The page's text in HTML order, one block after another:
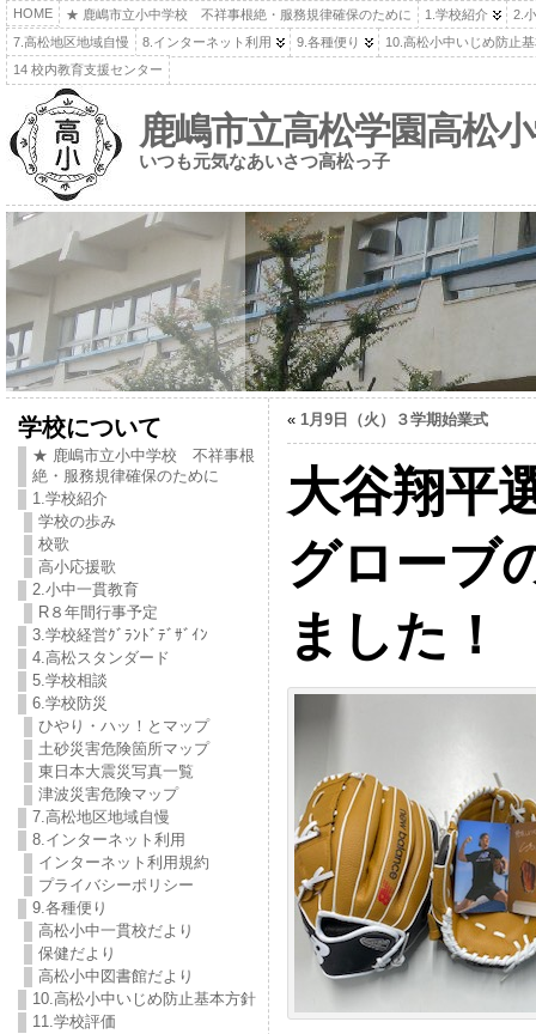
HOME ★ 鹿嶋市立小中学校 不祥事根絶・服務規律確保のために 1.学校紹介
2.
7.高松地区地域自慢
8.インターネット利用 9.各種便り
10.高松小中いじめ防止
14 校内教育支援センター
鹿嶋市立高松学園高松
いつも元気なあいさつ高松っ子
学校について
★ 鹿嶋市立小中学校 不祥事根
絶・服務規律確保のために
1.学校紹介
学校の歩み
校歌
高小応援歌
2.小中一貫教育
R８年間行事予定
3.学校経営ｸﾞﾗﾝﾄﾞﾃﾞｻﾞｲﾝ
4.高松スタンダード
5.学校相談
6.学校防災
ひやり・ハッ！とマップ
土砂災害危険箇所マップ
東日本大震災写真一覧
津波災害危険マップ
7.高松地区地域自慢
8.インターネット利用
インターネット利用規約
プライバシーポリシー
9.各種便り
高松小中一貫校だより
保健だより
高松小中図書館だより
10.高松小中いじめ防止基本方針
11.学校評価
« 1月9日（火）３学期始業式
大谷翔平
グローブ
ました！